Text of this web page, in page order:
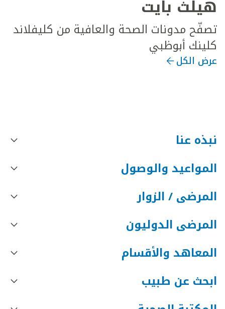
هيلث بايت
تصفّح مدونات الصحة والعافية من كليفلاند
كلينك أبوظبي
عرض الكل
نبذه عنا
المواعيد والوصول
المرضى / الزوار
المرضى الدوليون
المعاهد والأقسام
ابحث عن طبيب